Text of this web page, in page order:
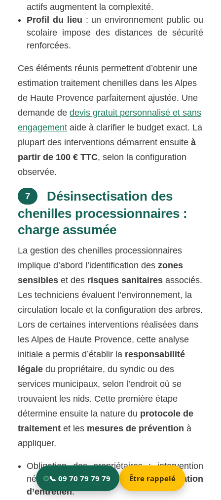
actifs augmentent la complexité.
Profil du lieu : un environnement public ou
scolaire impose des distances de sécurité
renforcées.
Ces éléments réunis permettent d’obtenir une
estimation traitement chenilles dans les Alpes
de Haute Provence parfaitement ajustée. Une
demande dedevis gratuit personnalisé et sans
engagement aide à clarifier le budget exact. La
plupart des interventions démarrent ensuiteà
partir de 100 € TTC, selon la configuration
observée.
7
Désinsectisation des
chenilles processionnaires :
charge assumée
La gestion des chenilles processionnaires
implique d’abord l’identification deszones
sensibles et des risques sanitaires associés.
Les techniciens évaluent l’environnement, la
circulation locale et la configuration des arbres.
Lors de certaines interventions réalisées dans
les Alpes de Haute Provence, cette analyse
initiale a permis d’établir la responsabilité
légale du propriétaire, du syndic ou des
services municipaux, selon l’endroit où se
trouvaient les nids. Cette première étape
détermine ensuite la nature du protocole de
traitement et les mesures de prévention à
appliquer.
Obligation des propriétaires : intervention
nécessaire en vertu de leurobligation
d’entretien.